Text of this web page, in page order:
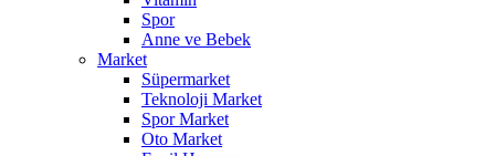
Spor
Anne ve Bebek
Market
Süpermarket
Teknoloji Market
Spor Market
Oto Market